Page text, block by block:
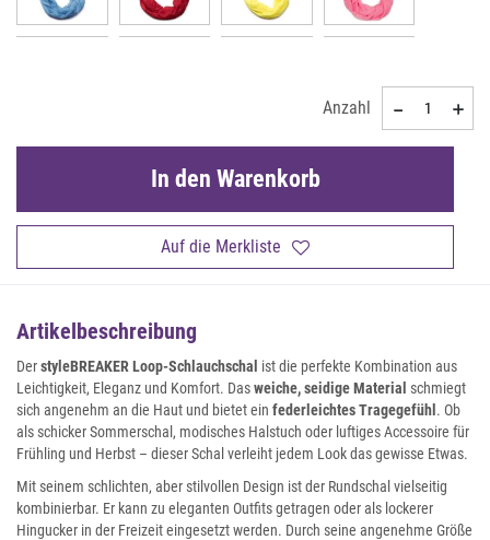
Anzahl
Auf die Merkliste
In den Warenkorb
Artikelbeschreibung
DerstyleBREAKER Loop-Schlauchschal ist die perfekte Kombination aus
Leichtigkeit, Eleganz und Komfort. Dasweiche, seidige Material schmiegt
sich angenehm an die Haut und bietet ein federleichtes Tragegefühl . Ob
als schicker Sommerschal, modisches Halstuch oder luftiges Accessoire für
Frühling und Herbst – dieser Schal verleiht jedem Look das gewisse Etwas.
Mit seinem schlichten, aber stilvollen Design ist der Rundschal vielseitig
kombinierbar. Er kann zu eleganten Outfits getragen oder als lockerer
Hingucker in der Freizeit eingesetzt werden. Durch seine angenehme Größe